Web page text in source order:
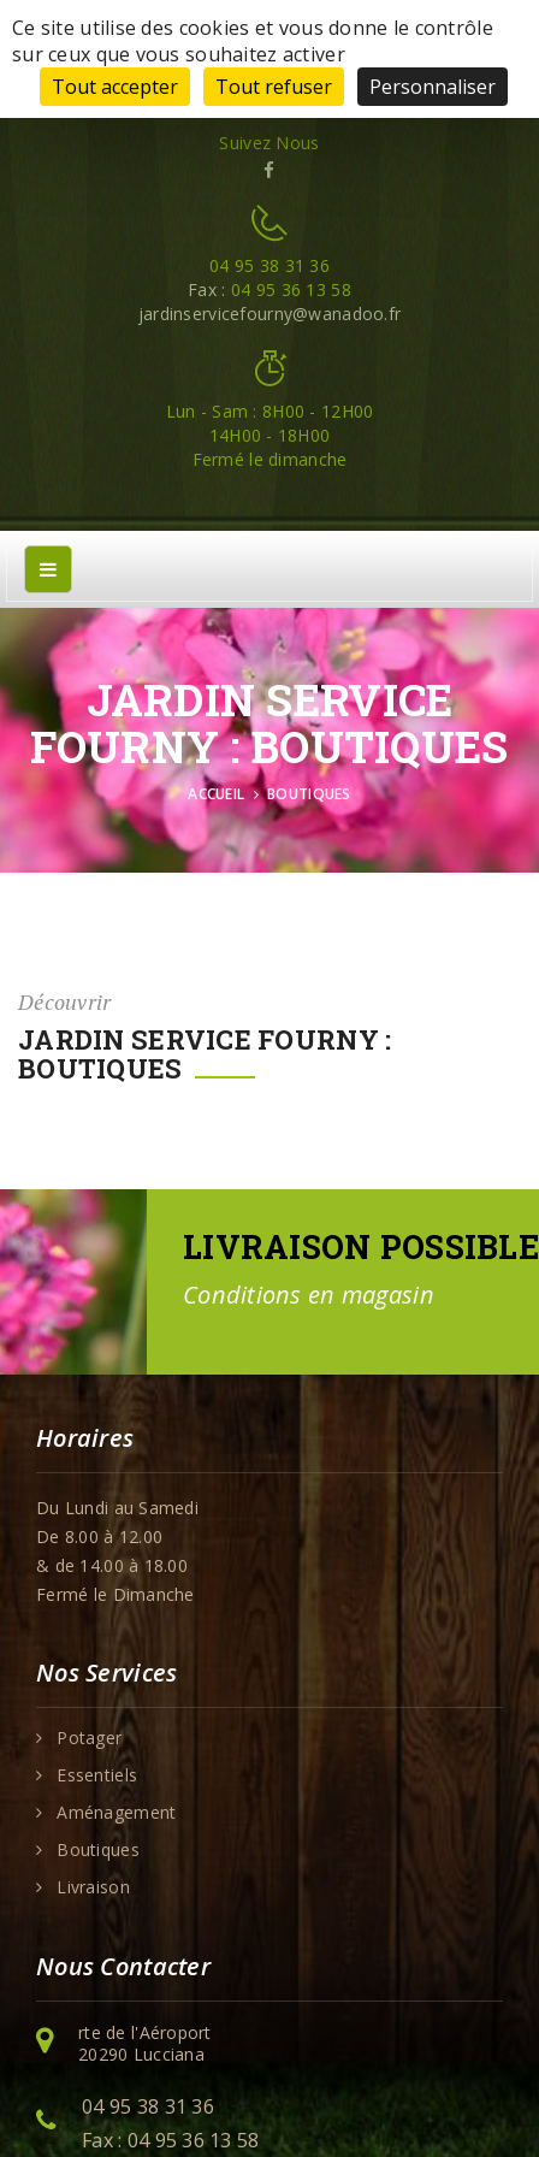
Panneau de gestion des cookies
Ce site utilise des cookies et vous donne le contrôle
sur ceux que vous souhaitez activer
Tout accepter
Tout refuser Personnaliser
Suivez Nous
04 95 38 31 36
Fax : 04 95 36 13 58
jardinservicefourny@wanadoo.fr
Lun - Sam : 8H00 - 12H00
14H00 - 18H00
Fermé le dimanche
JARDIN SERVICE
FOURNY : BOUTIQUES
ACCUEIL BOUTIQUES
Découvrir
JARDIN SERVICE FOURNY :
BOUTIQUES
LIVRAISON POSSIBLE
Conditions en magasin
Horaires
Du Lundi au Samedi
De 8.00 à 12.00
& de 14.00 à 18.00
Fermé le Dimanche
Nos Services
Potager
Essentiels
Aménagement
Boutiques
Livraison
Nous Contacter
rte de l'Aéroport
20290 Lucciana
04 95 38 31 36
Fax : 04 95 36 13 58